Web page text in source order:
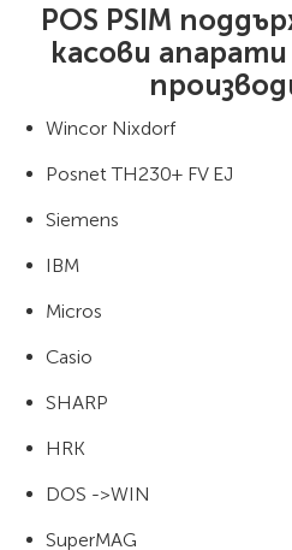
POS PSIM
касови
Wincor Nixdorf
Posnet TH230+ FV EJ
Siemens
IBM
Micros
Casio
SHARP
HRK
DOS ->WIN
SuperMAG